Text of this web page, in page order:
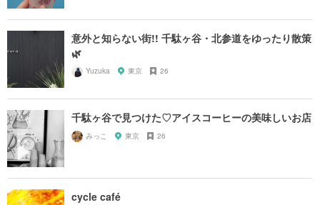
意外と知らない街!! 千駄ヶ谷・北参道をゆったり散策
🌿
Yuzuka 東京 26
千駄ヶ谷で見つけた♡アイスコーヒーの美味しいお店
みっこ 東京 26
cycle café